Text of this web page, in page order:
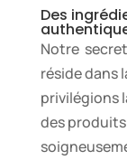
Des
Notre
réside dans
privilégions
des